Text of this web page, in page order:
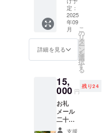
ている
限り。
・備考
欄に掲
示板に
掲示を
ご記入
くださ
い。 ・
掲示板
に掲示
を希望
されな
方の
み） ・
梨シ
ロップ
『特
級 新
（370m
（当園
で収穫
した新
甘泉を
使用し
た梨シ
ロップ
リター
ン品内
容 ・お
礼メー
ル ・管
理の近
況報告
・支援
お名前
を鳥取
駅前二
十世紀
梨の圃
場掲示
板に掲
定：
2025
年09
月
詳細を見る
こ
の
リ
タ
ー
ン
を
選
択
す
る
15,
000 円
残り24
お礼
メール
二十世
紀梨と
支援